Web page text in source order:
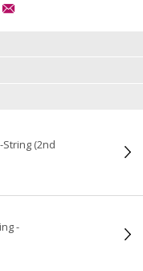
String (2nd
-